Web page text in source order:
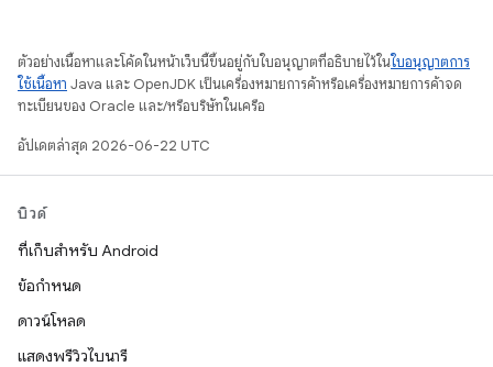
ตัวอย่างเนื้อหาและโค้ดในหน้าเว็บนี้ขึ้นอยู่กับใบอนุญาตที่อธิบายไว้ในใบอนุญาตการ
ใช้เนื้อหา Java และ OpenJDK เป็นเครื่องหมายการค้าหรือเครื่องหมายการค้าจด
ทะเบียนของ Oracle และ/หรือบริษัทในเครือ
อัปเดตล่าสุด 2026-06-22 UTC
บิวด์
ที่เก็บสำหรับ Android
ข้อกำหนด
ดาวน์โหลด
แสดงพรีวิวไบนารี